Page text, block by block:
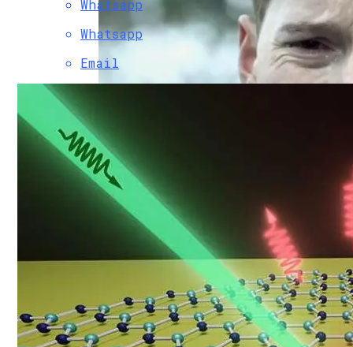
На Урале Изобрели Аппарат Для
Whatsapp
Whatsapp
Email